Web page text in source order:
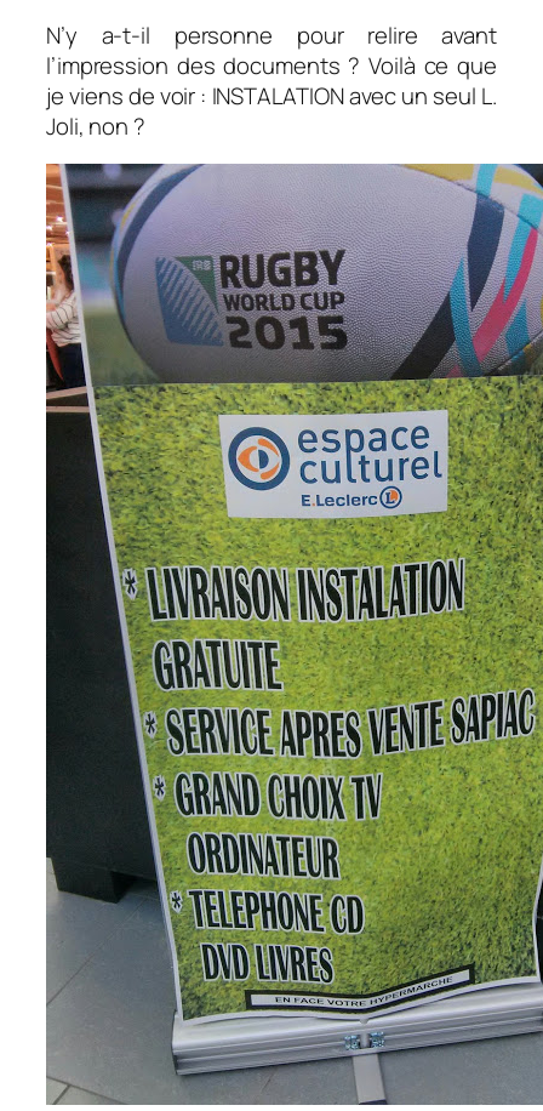
N’y a-t-il personne pour relire avant
l’impression des documents ? Voilà ce que
je viens de voir : INSTALATION avec un seul L.
Joli, non ?